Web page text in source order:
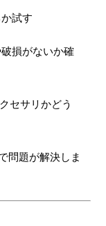
試す
損がないか確
セサリかどう
問題が解決しま